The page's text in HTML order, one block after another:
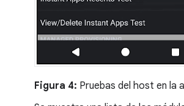
Figura 4: Pruebas del host en la